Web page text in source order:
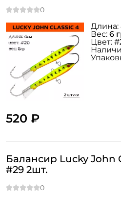
520 ₽
Длина:
Вес: 6
Цвет:
Балансир Lucky John
#29 2шт.